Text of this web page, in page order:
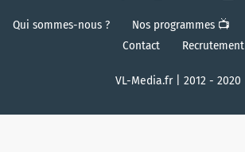
Qui sommes-nous ? Nos programmes 📺
Contact
Recrutement
VL-Media.fr | 2012 - 2020